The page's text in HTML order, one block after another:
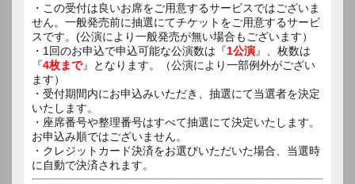
・この受付は良いお席をご用意するサービスではございま
せん。一般発売前に抽選にてチケットをご用意するサービ
スです。(公演により一般発売が無い場合もございます）
・1回のお申込で申込可能な公演数は『1公演』、枚数は
『4枚まで』となります。（公演により一部例外がござい
ます）
・受付期間内にお申込みいただき、抽選にて当選者を決定
いたします。
・座席番号や整理番号はすべて抽選にて決定いたします。
お申込み順ではございません。
・クレジットカード決済をお選びいただいた場合、当選時
に自動で決済されます。